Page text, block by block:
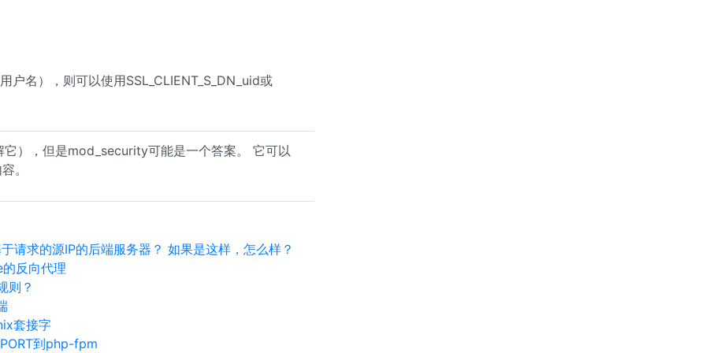
名），则可以使用SSL_CLIENT_S_DN_uid或
），但是mod_security可能是一个答案。 它可以
。
求的源IP的后端服务器？ 如果是这样，怎么样？
反向代理
则？
套接字
到php-fpm